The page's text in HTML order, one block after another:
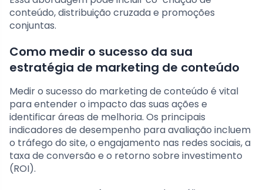
conteúdo, distribuição cruzada e promoções
conjuntas.
Como medir o sucesso da sua
estratégia de marketing de conteúdo
Medir o sucesso do marketing de conteúdo é vital
para entender o impacto das suas ações e
identificar áreas de melhoria. Os principais
indicadores de desempenho para avaliação incluem
o tráfego do site, o engajamento nas redes sociais, a
taxa de conversão e o retorno sobre investimento
(ROI).